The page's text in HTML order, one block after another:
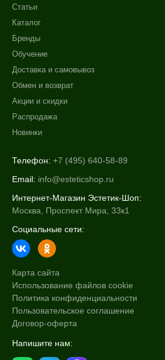
Статьи
Каталог
Бренды
Обучение
Доставка и самовывоз
Обмен и возврат
Акции и скидки
Распродажа
Новинки
Телефон: +7 (495) 640-58-89
Email: info@esteticshop.ru
Интернет-Магазин Эстетик-Шоп:
Москва, Проспект Мира, 33к1
Социальные сети:
Карта сайта
Использование файлов cookie
Политика конфиденциальности
Пользовательское соглашение
Договор-оферта
Напишите нам: